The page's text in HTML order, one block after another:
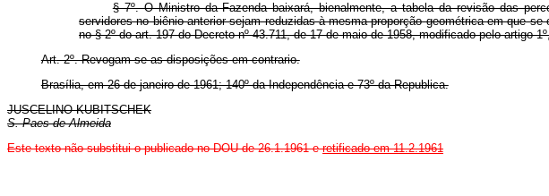
§ 7º. O Ministro da Fazenda baixará, bienalmente, a tabela da revisão das
servidores no biênio anterior sejam reduzidas à mesma proporção geométrica em que
no § 2º do art. 197 do Decreto nº 43.711, de 17 de maio de 1958, modificado pelo artigo
Art. 2º. Revogam-se as disposições em contrario.
Brasília, em 26 de janeiro de 1961; 140º da Independência e 73º da Republica.
JUSCELINO KUBITSCHEK
S. Paes de Almeida
Este texto não substitui o publicado no DOU de 26.1.1961 eretificado em 11.2.1961